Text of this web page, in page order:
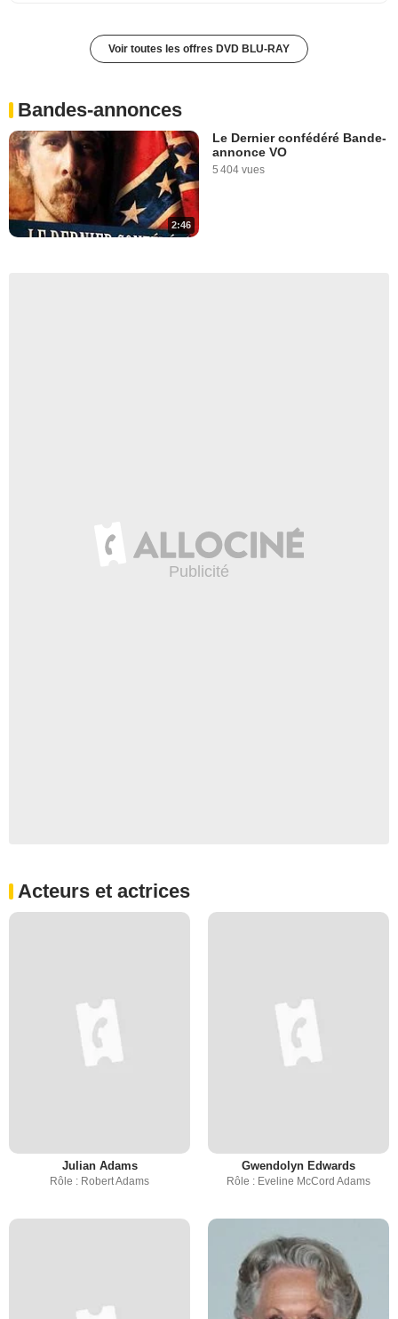
Voir toutes les offres DVD BLU-RAY
Bandes-annonces
2:46
Le Dernier confédéré Bande-
annonce VO
5 404 vues
Acteurs et actrices
Julian Adams
Rôle : Robert Adams
Gwendolyn Edwards
Rôle : Eveline McCord Adams